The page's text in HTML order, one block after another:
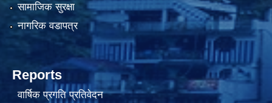
सामाजिक सुरक्षा
नागरिक वडापत्र
Reports
वार्षिक प्रगति प्रतिवेदन